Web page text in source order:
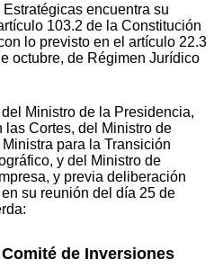
encuentra su
103.2 de la Constitución
lo previsto en el artículo 22.3
octubre, de Régimen Jurídico
Ministro de la Presidencia,
Cortes, del Ministro de
para la Transición
y del Ministro de
y previa deliberación
su reunión del día 25 de
de Inversiones